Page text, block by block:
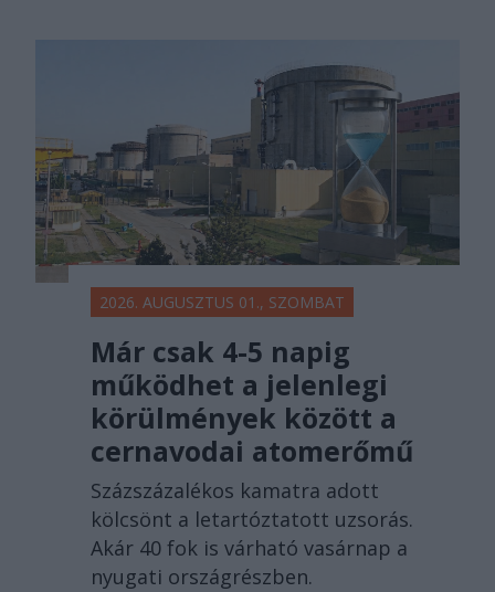
2026. AUGUSZTUS 01., SZOMBAT
Már csak 4-5 napig
működhet a jelenlegi
körülmények között a
cernavodai atomerőmű
Százszázalékos kamatra adott
kölcsönt a letartóztatott uzsorás.
Akár 40 fok is várható vasárnap a
nyugati országrészben.